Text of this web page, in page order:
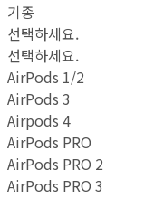
기종
선택하세요.
선택하세요.
AirPods 1/2
AirPods 3
Airpods 4
AirPods PRO
AirPods PRO 2
AirPods PRO 3